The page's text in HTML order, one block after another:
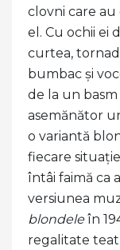
clovni care
el. Cu ochii ei
curtea,
bumbac și
de la un
asemănător
o variantă
fiecare
întâi faimă ca
versiunea
blondeleîn
regalitate